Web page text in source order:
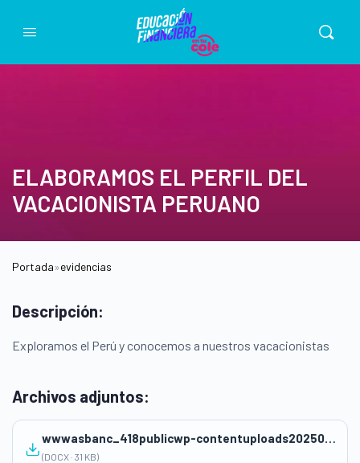
ELABORAMOS EL PERFIL DEL
VACACIONISTA PERUANO
Portada»evidencias
Descripción:
Exploramos el Perú y conocemos a nuestros vacacionistas
Archivos adjuntos:
wwwasbanc_418publicwp-contentuploads202506MARIBEL-EMPERATRIZ-ARANA-TARRILLO-12_28-pm.docx
(DOCX · 31 KB)